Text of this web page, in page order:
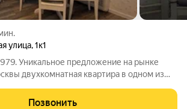
улица,1к1
Уникальное предложение на рынке
в одном из
улица, 1к1. Это панельный дом 2006 года
Позвонить